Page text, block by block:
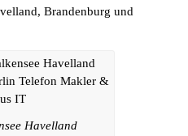
Brandenburg und
Havelland